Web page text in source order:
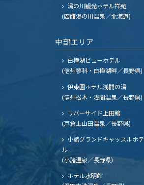
湯の川観光ホテル祥苑
(函館湯の川温泉／北海道)
中部エリア
白樺湖ビューホテル
(信州蓼科・白樺湖畔／長野県)
伊東園ホテル浅間の湯
(信州松本・浅間温泉／長野県)
リバーサイド上田館
(戸倉上山田温泉／長野県)
小諸グランドキャッスルホテ
ル
(小諸温泉／長野県)
ホテル水明館